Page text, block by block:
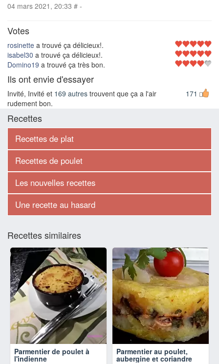
04 mars 2021, 20:33 # -
Votes
rosinette a trouvé ça délicieux!.
isabel30 a trouvé ça délicieux!.
Domino19 a trouvé ça très bon.
Ils ont envie d'essayer
171
Invité, Invité et 169 autres trouvent que ça a l'air
rudement bon.
Recettes
Recettes de plat
Recettes de poulet
Les nouvelles recettes
Une recette au hasard
Recettes similaires
Parmentier de poulet à
l'indienne
Parmentier au poulet,
aubergine et coriandre